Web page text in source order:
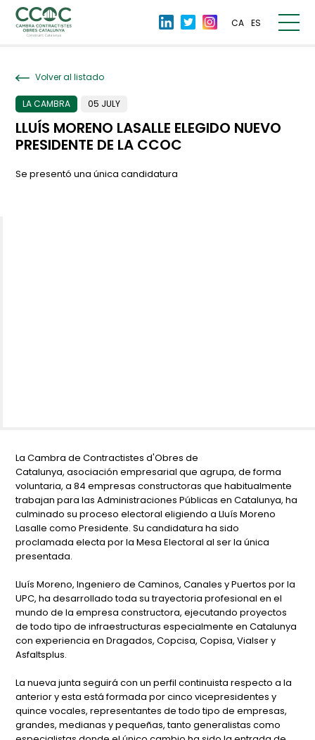
CA ES
Volver al listado
LA CAMBRA 05 JULY
LLUÍS MORENO LASALLE ELEGIDO NUEVO
PRESIDENTE DE LA CCOC
Se presentó una única candidatura
La Cambra de Contractistes d'Obres de
Catalunya, asociación empresarial que agrupa, de forma
voluntaria, a 84 empresas constructoras que habitualmente
trabajan para las Administraciones Públicas en Catalunya, ha
culminado su proceso electoral eligiendo a Lluís Moreno
Lasalle como Presidente. Su candidatura ha sido
proclamada electa por la Mesa Electoral al ser la única
presentada.
Lluís Moreno, Ingeniero de Caminos, Canales y Puertos por la
UPC, ha desarrollado toda su trayectoria profesional en el
mundo de la empresa constructora, ejecutando proyectos
de todo tipo de infraestructuras especialmente en Catalunya
con experiencia en Dragados, Copcisa, Copisa, Vialser y
Asfaltsplus.
La nueva junta seguirá con un perfil continuista respecto a la
anterior y esta está formada por cinco vicepresidentes y
quince vocales, representantes de todo tipo de empresas,
grandes, medianas y pequeñas, tanto generalistas como